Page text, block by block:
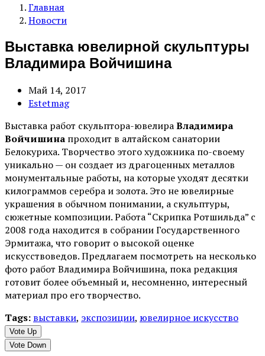
Главная
Новости
Выставка ювелирной скульптуры
Владимира Войчишина
Май 14, 2017
Estetmag
Выставка работ скульптора-ювелираВладимира
Войчишина проходит в алтайском санатории
Белокуриха. Творчество этого художника по-своему
уникально — он создает из драгоценных металлов
монументальные работы, на которые уходят десятки
килограммов серебра и золота. Это не ювелирные
украшения в обычном понимании, а скульптуры,
сюжетные композиции. Работа “Скрипка Ротшильда” с
2008 года находится в собрании Государственного
Эрмитажа, что говорит о высокой оценке
искусствоведов. Предлагаем посмотреть на несколько
фото работ Владимира Войчишина, пока редакция
готовит более объемный и, несомненно, интересный
материал про его творчество.
Tags: выставки, экспозиции, ювелирное искусство
Vote Up
Vote Down